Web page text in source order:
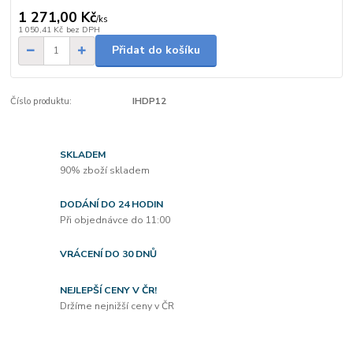
1 271,00 Kč/ks
1 050,41 Kč bez DPH
Přidat do košíku
Číslo produktu: IHDP12
SKLADEM
90% zboží skladem
DODÁNÍ DO 24 HODIN
Při objednávce do 11:00
VRÁCENÍ DO 30 DNŮ
NEJLEPŠÍ CENY V ČR!
Držíme nejnižší ceny v ČR